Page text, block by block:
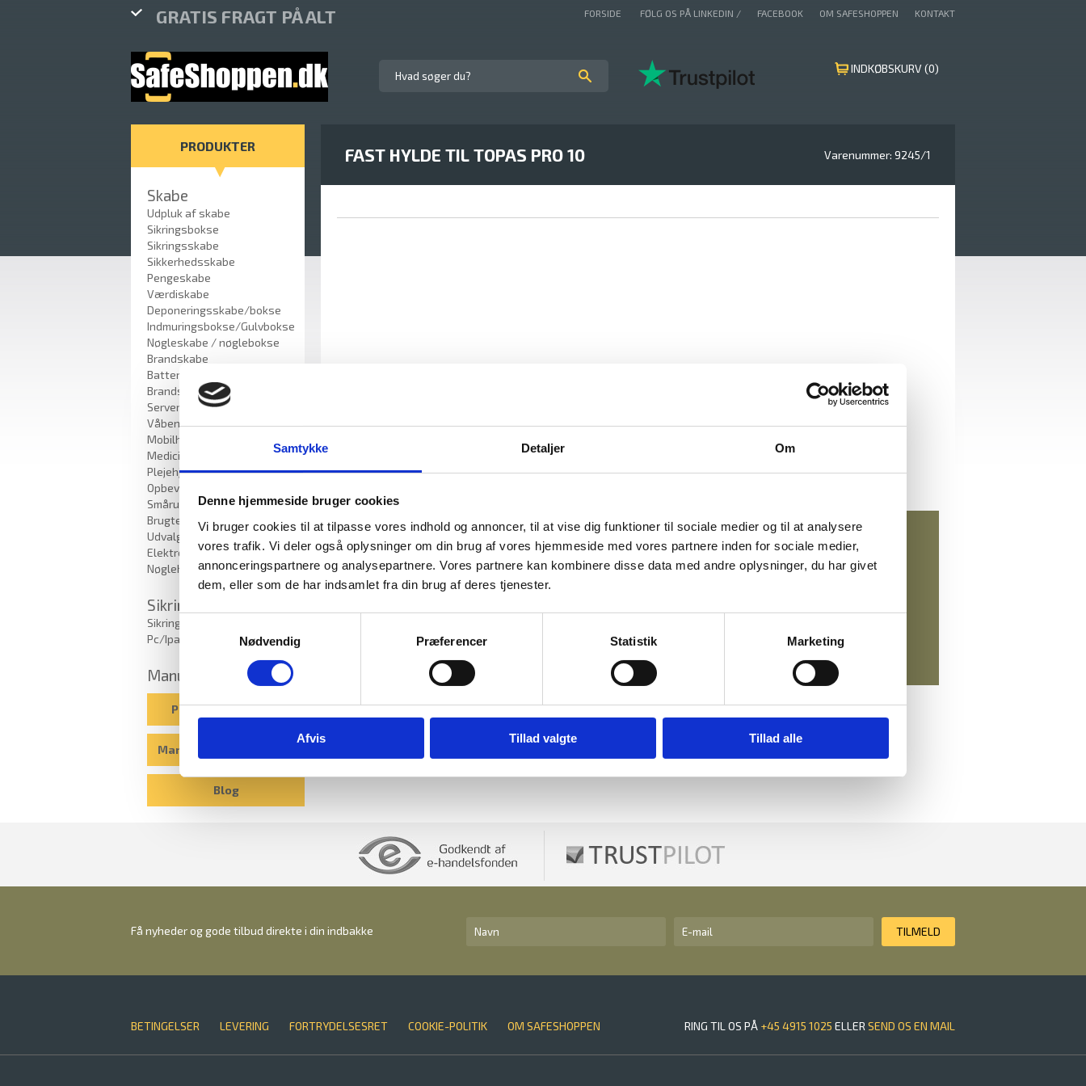
Samtykke Detaljer Om
Denne hjemmeside bruger cookies
Vi bruger cookies til at tilpasse vores indhold og annoncer, til at vise dig funktioner til sociale medier og til at analysere
vores trafik. Vi deler også oplysninger om din brug af vores hjemmeside med vores partnere inden for sociale medier,
annonceringspartnere og analysepartnere. Vores partnere kan kombinere disse data med andre oplysninger, du har givet
dem, eller som de har indsamlet fra din brug af deres tjenester.
Samtykkevalg
Nødvendig
Præferencer Statistik Marketing
Afvis Tillad valgte Tillad alle
GRATIS FRAGT PÅ ALT FORSIDE FØLG OS PÅ LINKEDIN / FACEBOOK OM SAFESHOPPEN KONTAKT
INDKØBSKURV (0)
PRODUKTER
Skabe
Udpluk af skabe
Sikringsbokse
Sikringsskabe
Sikkerhedsskabe
Pengeskabe
Værdiskabe
Deponeringsskabe/bokse
Indmuringsbokse/Gulvbokse
Nøgleskabe / nøglebokse
Brandskabe
Batteriskabe
Brandsikre batteriskabe
Serverskabe
Våbenskabe
Mobilhotel
Medicinskabe til
Plejehjem/Bosteder
Opbevaringsskabe /
Smårumsskabe
Brugte skabe - Lagersalg
Udvalgte varer
Elektroniske Nøgleskabe
Nøglehåndtering
Sikring
Sikring af bærbar
Pc/Ipad/opladning
Manualer
Pengeskabsguiden
Manualer til elkodelåse
Blog
FAST HYLDE TIL TOPAS PRO 10 Varenummer: 9245/1
420,00 DKK eksl. moms
(525,00 DKK
Print
Få nyheder og gode tilbud direkte i din indbakke
BETINGELSER LEVERING FORTRYDELSESRET COOKIE-POLITIK OM SAFESHOPPEN RING TIL OS PÅ +45 4915 1025 ELLER SEND OS EN MAIL